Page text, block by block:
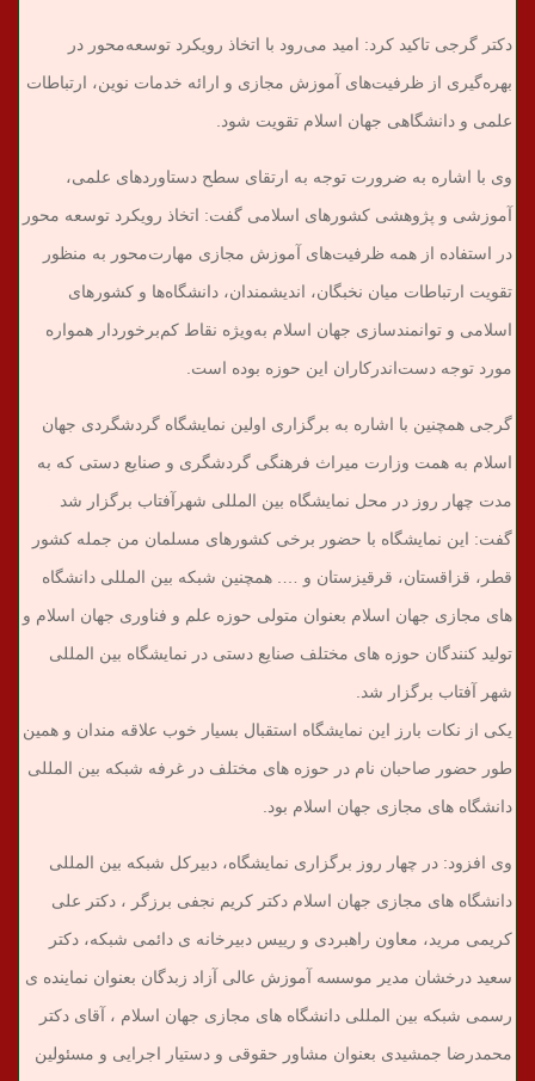
دکتر گرجی تاکید کرد: امید می‌رود با اتخاذ رویکرد توسعه‌محور در
بهره‌گیری از ظرفیت‌های آموزش مجازی و ارائه خدمات نوین، ارتباطات
علمی و دانشگاهی جهان اسلام تقویت شود.
وی با اشاره به ضرورت توجه به ارتقای سطح دستاوردهای علمی،
آموزشی و پژوهشی کشورهای اسلامی گفت: اتخاذ رویکرد توسعه محور
در استفاده از همه ظرفیت‌های آموزش مجازی مهارت‌محور به منظور
تقویت ارتباطات میان نخبگان، اندیشمندان، دانشگاه‌ها و کشور‌های
اسلامی و توانمندسازی جهان اسلام به‌ویژه نقاط کم‌برخوردار همواره
مورد توجه دست‌اندرکاران این حوزه بوده است.
گرجی همچنین با اشاره به برگزاری اولین نمایشگاه گردشگردی جهان
اسلام به همت وزارت میراث فرهنگی گردشگری و صنایع دستی که به
مدت چهار روز در محل نمایشگاه بین المللی شهرآفتاب برگزار شد
گفت: این نمایشگاه با حضور برخی کشورهای مسلمان من جمله کشور
قطر، قزاقستان، قرقیزستان و …. همچنین شبکه بین المللی دانشگاه
های مجازی جهان اسلام بعنوان متولی حوزه علم و فناوری جهان اسلام و
تولید کنندگان حوزه های مختلف صنایع دستی در نمایشگاه بین المللی
شهر آفتاب برگزار شد.
یکی از نکات بارز این نمایشگاه استقبال بسیار خوب علاقه مندان و همین
طور حضور صاحبان نام در حوزه های مختلف در غرفه شبکه بین المللی
دانشگاه های مجازی جهان اسلام بود.
وی افزود: در چهار روز برگزاری نمایشگاه، دبیرکل شبکه بین المللی
دانشگاه های مجازی جهان اسلام دکتر کریم نجفی برزگر ، دکتر علی
کریمی مرید، معاون راهبردی و رییس دبیرخانه ی دائمی شبکه، دکتر
سعید درخشان مدیر موسسه آموزش عالی آزاد زبدگان بعنوان نماینده ی
رسمی شبکه بین المللی دانشگاه های مجازی جهان اسلام ، آقای دکتر
محمدرضا جمشیدی بعنوان مشاور حقوقی و دستیار اجرایی و مسئولین